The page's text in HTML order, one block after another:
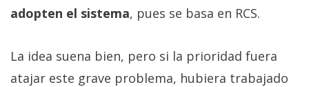
adopten el sistema, pues se basa en RCS.
La idea suena bien, pero si la prioridad fuera
atajar este grave problema, hubiera trabajado